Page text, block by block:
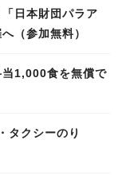
日本財団パラア
（参加無料）
当1,000食を無償で
タクシーのり